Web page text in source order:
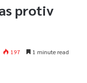
protiv
197 1 minute read